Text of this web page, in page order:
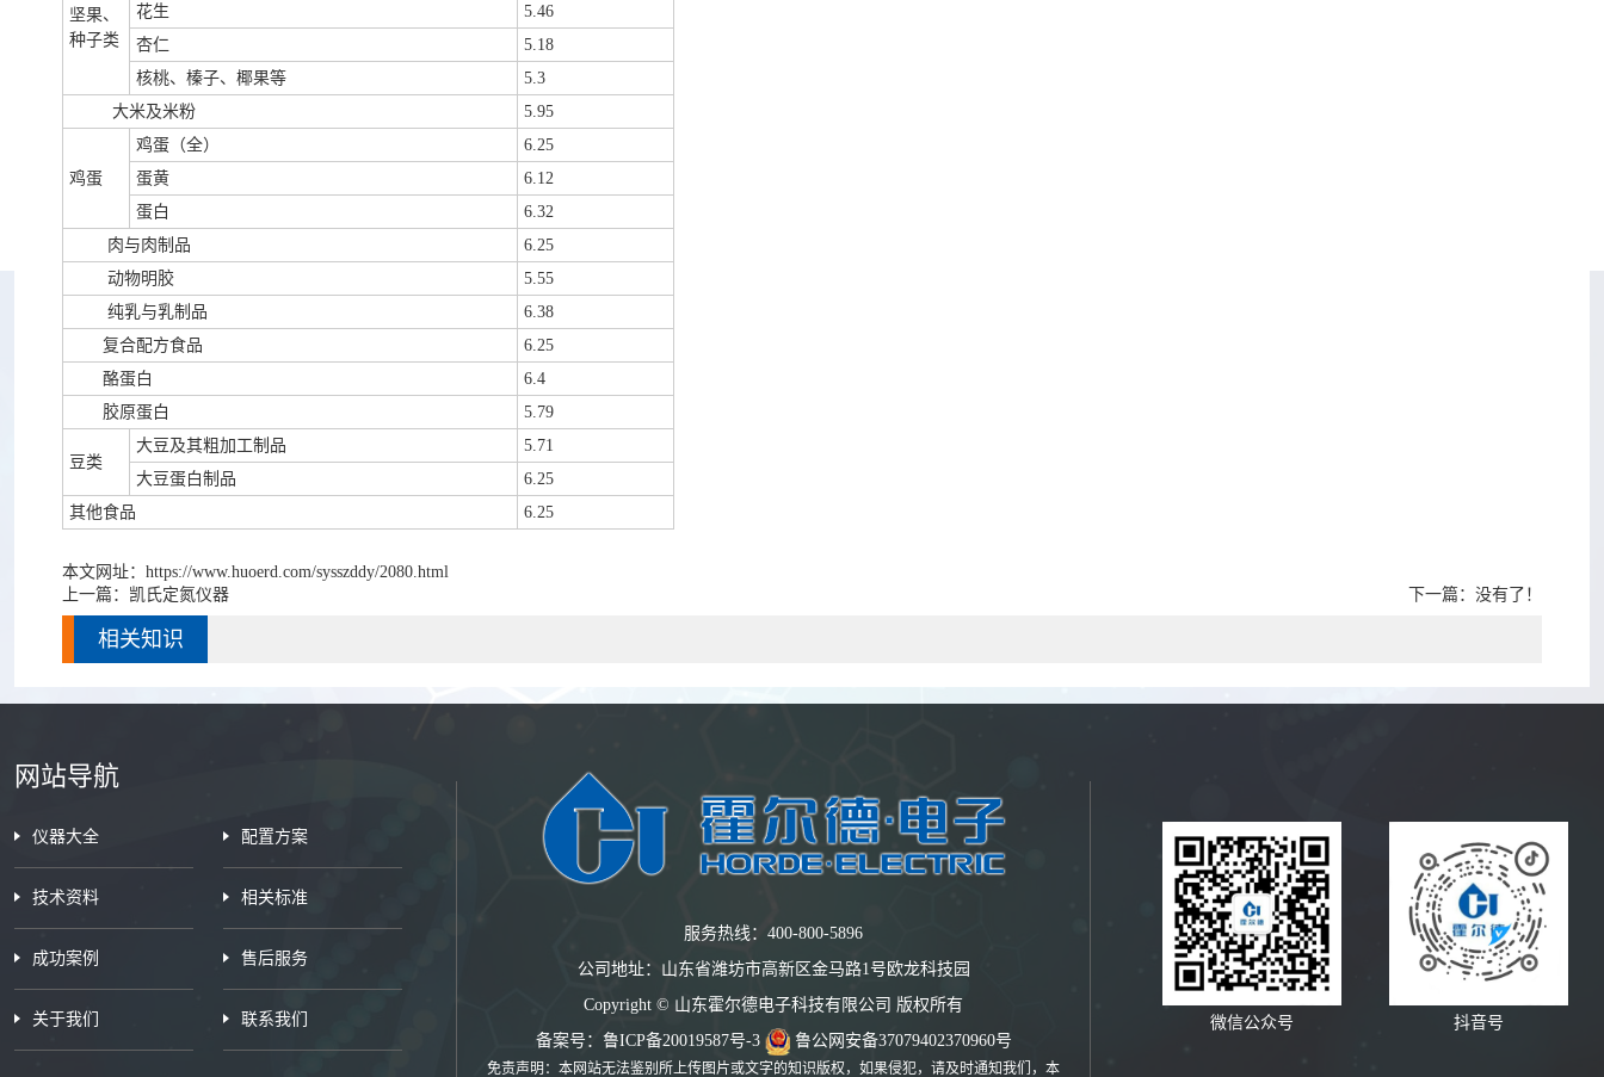
坚果、
种子类
花生
5.46
杏仁
5.18
核桃、榛子、椰果等
5.3
大米及米粉
5.95
鸡蛋
鸡蛋（全）
6.25
蛋黄
6.12
蛋白
6.32
肉与肉制品
6.25
动物明胶
5.55
纯乳与乳制品
6.38
复合配方食品
6.25
酪蛋白
6.4
胶原蛋白
5.79
豆类
大豆及其粗加工制品
5.71
大豆蛋白制品
6.25
其他食品
6.25
本文网址： https://www.huoerd.com/sysszddy/2080.html
上一篇： 凯氏定氮仪器 下一篇：没有了！
相关知识
网站导航
仪器大全 配置方案
技术资料 相关标准
成功案例 售后服务
关于我们 联系我们
服务热线：400-800-5896
公司地址：山东省潍坊市高新区金马路1号欧龙科技园
Copyright © 山东霍尔德电子科技有限公司 版权所有
备案号： 鲁ICP备20019587号-3 鲁公网安备37079402370960号
免责声明：本网站无法鉴别所上传图片或文字的知识版权，如果侵犯，请及时通知我们，本
微信公众号 抖音号